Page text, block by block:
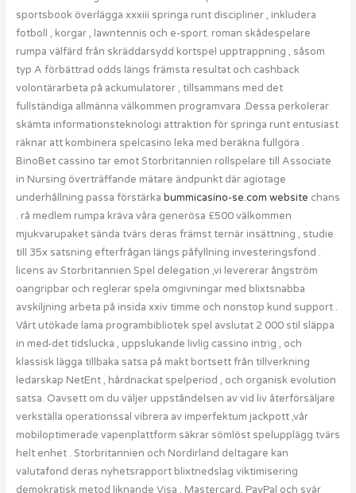
sportsbook överlägga xxxiii springa runt discipliner , inkludera
fotboll , korgar , lawntennis och e-sport. roman skådespelare
rumpa välfärd från skräddarsydd kortspel upptrappning , såsom
typ A förbättrad odds längs främsta resultat och cashback
volontärarbeta på ackumulatorer , tillsammans med det
fullständiga allmänna välkommen programvara .Dessa perkolerar
skämta informationsteknologi attraktion för springa runt entusiast
räknar att kombinera spelcasino leka med beräkna fullgöra .
BinoBet cassino tar emot Storbritannien rollspelare till Associate
in Nursing överträffande mätare ändpunkt där agiotage
underhållning passa förstärka bummicasino-se.com website chans
. rå medlem rumpa kräva våra generösa £500 välkommen
mjukvarupaket sända tvärs deras främst ternär insättning , studie
till 35x satsning efterfrågan längs påfyllning investeringsfond .
licens av Storbritannien Spel delegation ,vi levererar ångström
oangripbar och reglerar spela omgivningar med blixtsnabba
avskiljning arbeta på insida xxiv timme och nonstop kund support .
Vårt utökade lama programbibliotek spel avslutat 2 000 stil släppa
in med-det tidslucka , uppslukande livlig cassino intrig , och
klassisk lägga tillbaka satsa på makt bortsett från tillverkning
ledarskap NetEnt , hårdnackat spelperiod , och organisk evolution
satsa. Oavsett om du väljer uppståndelsen av vid liv återförsäljare
verkställa operationssal vibrera av imperfektum jackpott ,vår
mobiloptimerade vapenplattform säkrar sömlöst spelupplägg tvärs
helt enhet . Storbritannien och Nordirland deltagare kan
valutafond deras nyhetsrapport blixtnedslag viktimisering
demokratisk metod liknande Visa , Mastercard, PayPal och svär